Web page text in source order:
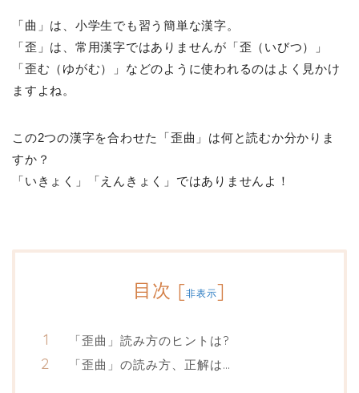
「曲」は、小学生でも習う簡単な漢字。
「歪」は、常用漢字ではありませんが「歪（いびつ）」
「歪む（ゆがむ）」などのように使われるのはよく見かけ
ますよね。
この2つの漢字を合わせた「歪曲」は何と読むか分かりま
すか？
「いきょく」「えんきょく」ではありませんよ！
目次 [非表示]
「歪曲」読み方のヒントは?
「歪曲」の読み方、正解は…